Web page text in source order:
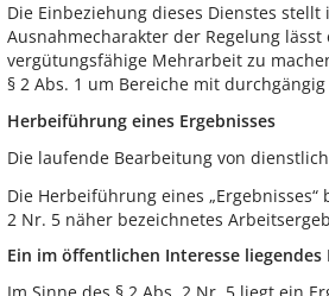
Die Einbeziehung dieses Dienstes
Ausnahmecharakter der Regelung
vergütungsfähige Mehrarbeit zu
§ 2 Abs. 1 um Bereiche mit
Herbeiführung eines Ergebnisses
Die laufende Bearbeitung von
Die Herbeiführung eines
2 Nr. 5 näher bezeichnetes
Ein im öffentlichen Interesse liegendes